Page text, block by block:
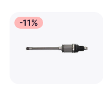
-11%